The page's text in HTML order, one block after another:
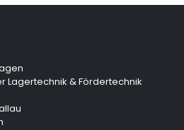
Lagertechnik & Fördertechnik